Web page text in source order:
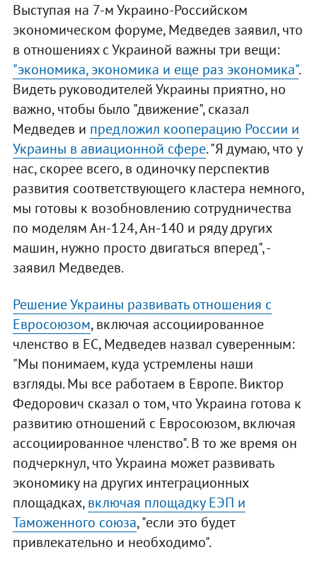
Выступая на 7-м Украино-Российском
экономическом форуме, Медведев заявил, что
в отношениях с Украиной важны три вещи:
"экономика, экономика и еще раз экономика".
Видеть руководителей Украины приятно, но
важно, чтобы было "движение", сказал
Медведев и предложил кооперацию России и
Украины в авиационной сфере. "Я думаю, что у
нас, скорее всего, в одиночку перспектив
развития соответствующего кластера немного,
мы готовы к возобновлению сотрудничества
по моделям Ан-124, Ан-140 и ряду других
машин, нужно просто двигаться вперед", -
заявил Медведев.
Решение Украины развивать отношения с
Евросоюзом, включая ассоциированное
членство в ЕС, Медведев назвал суверенным:
"Мы понимаем, куда устремлены наши
взгляды. Мы все работаем в Европе. Виктор
Федорович сказал о том, что Украина готова к
развитию отношений с Евросоюзом, включая
ассоциированное членство". В то же время он
подчеркнул, что Украина может развивать
экономику на других интеграционных
площадках,включая площадку ЕЭП и
Таможенного союза, "если это будет
привлекательно и необходимо".